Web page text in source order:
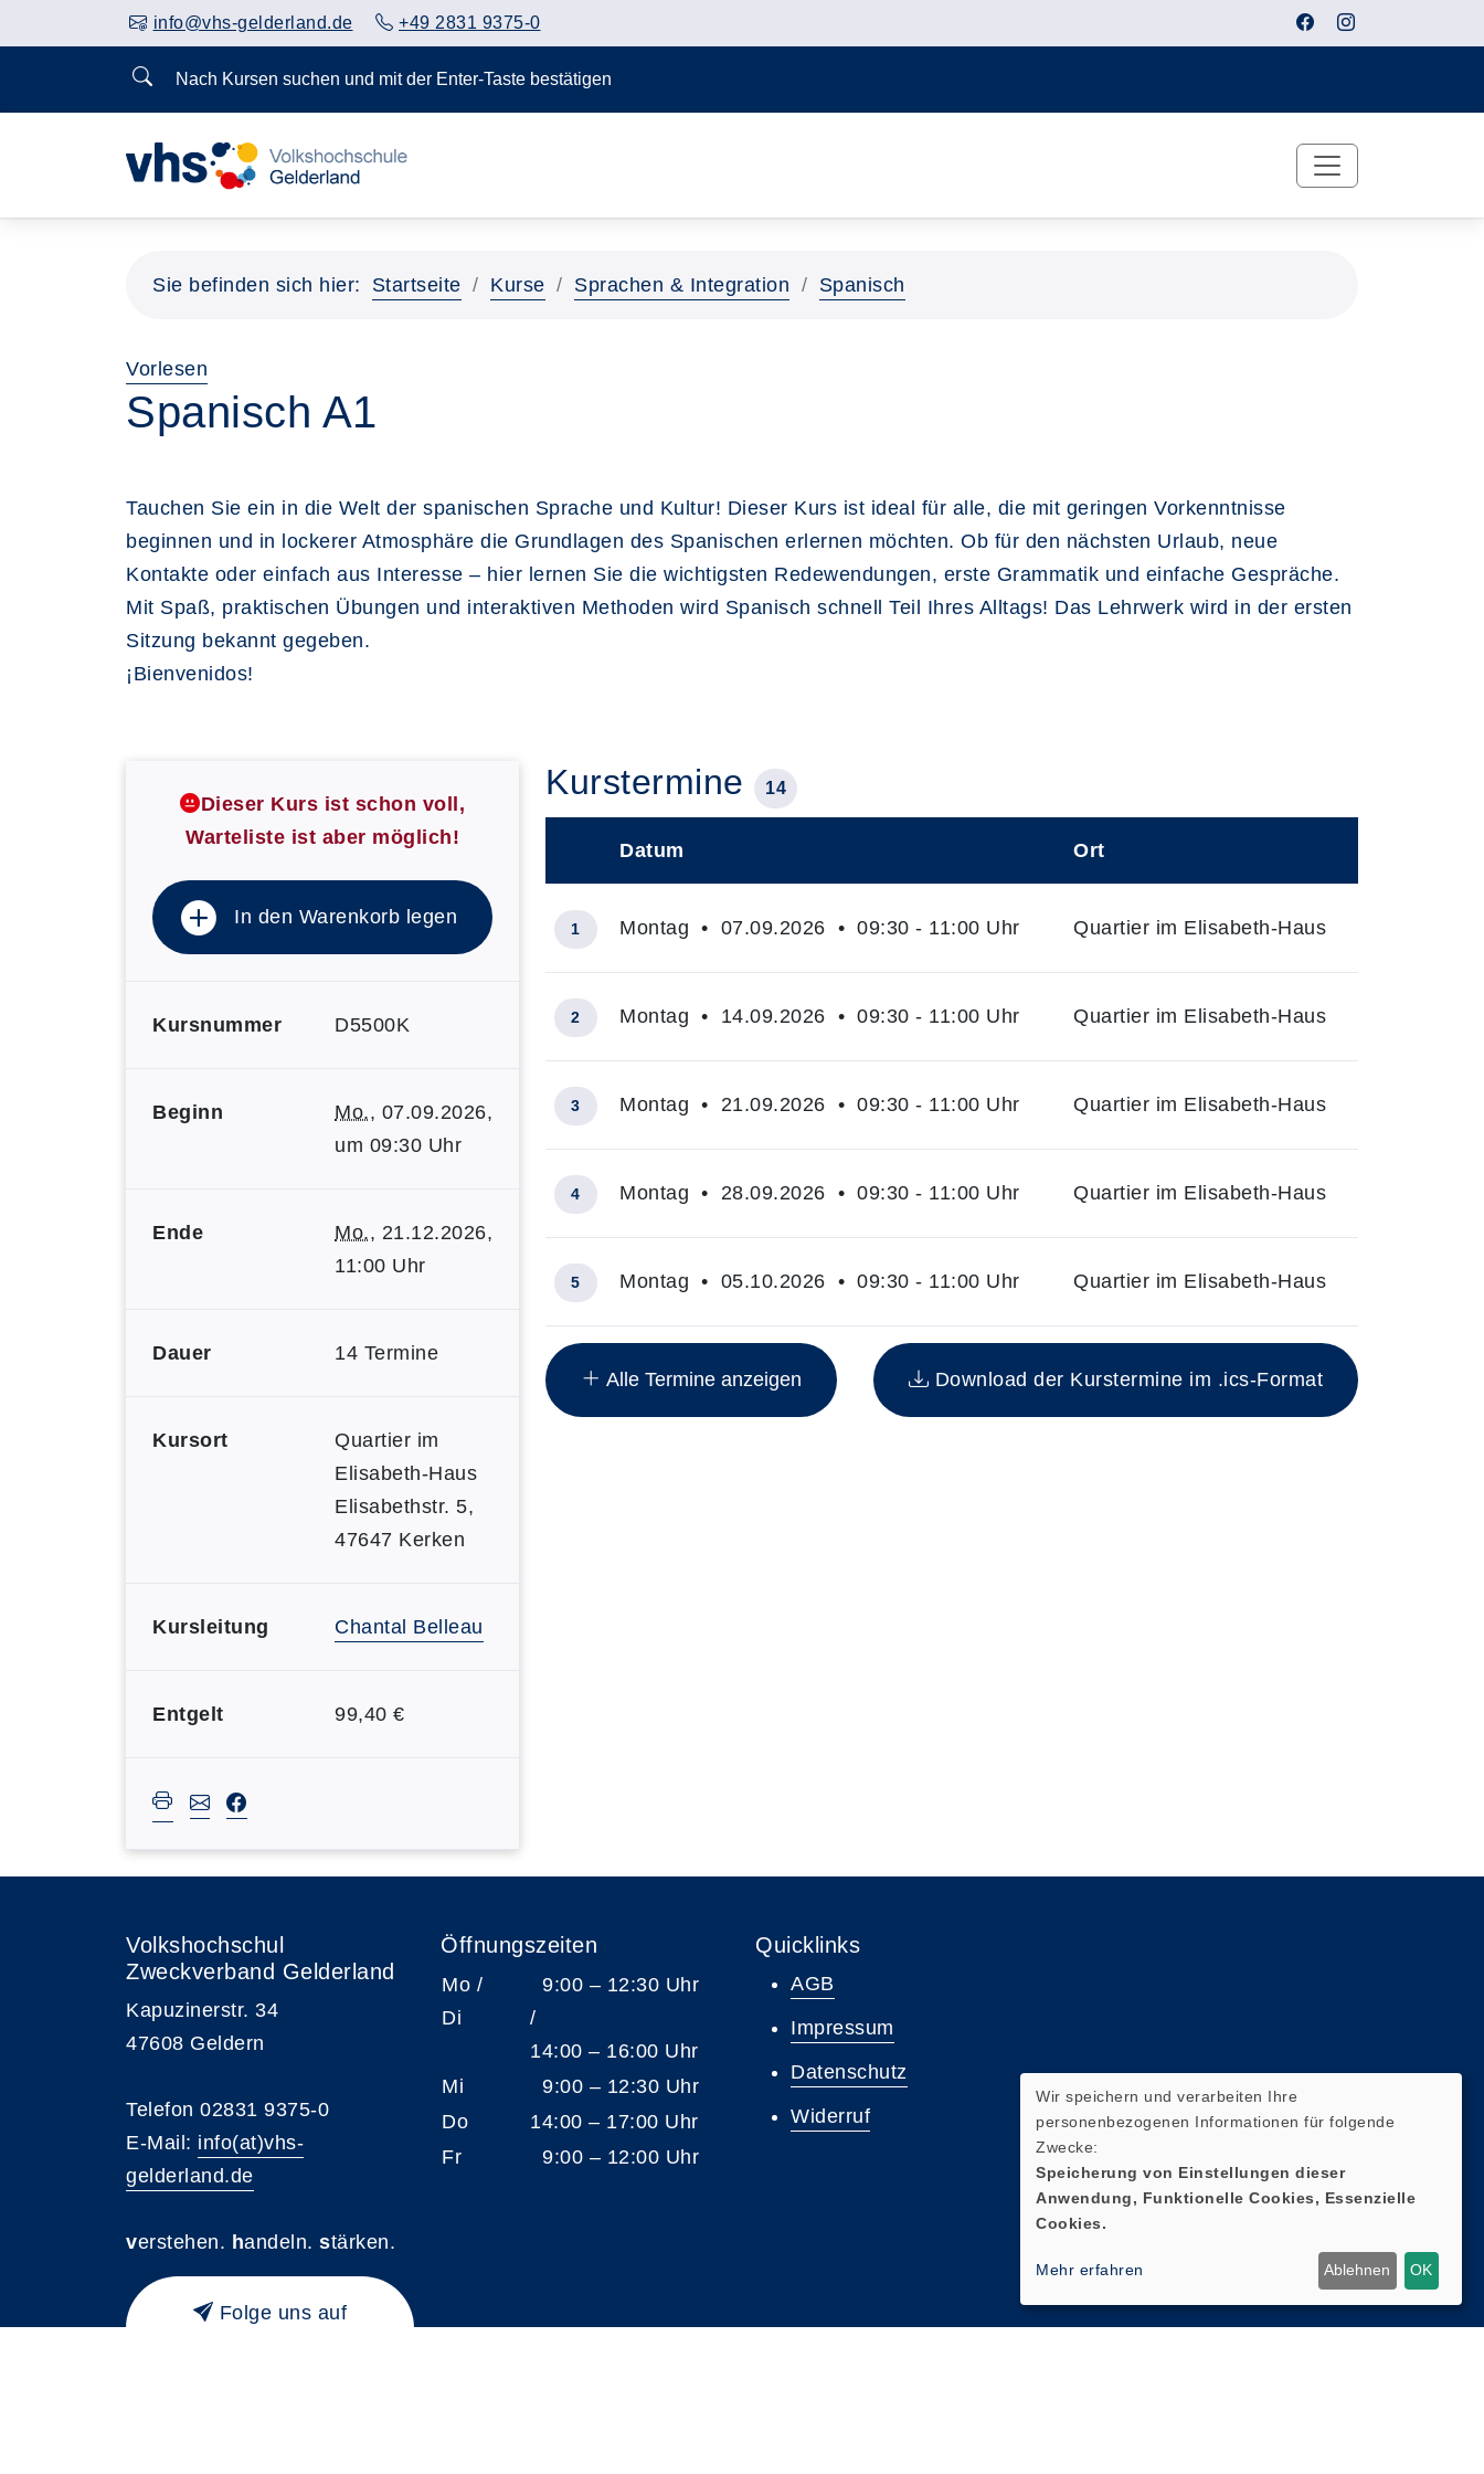
info@vhs-gelderland.de +49 2831 9375-0
Nach Kursen suchen und mit der Enter-Taste bestätigen
Sie befinden sich hier: Startseite Kurse Sprachen & Integration Spanisch
Vorlesen
Spanisch A1
Tauchen Sie ein in die Welt der spanischen Sprache und Kultur! Dieser Kurs ist ideal für alle, die mit geringen Vorkenntnisse
beginnen und in lockerer Atmosphäre die Grundlagen des Spanischen erlernen möchten. Ob für den nächsten Urlaub, neue
Kontakte oder einfach aus Interesse – hier lernen Sie die wichtigsten Redewendungen, erste Grammatik und einfache Gespräche.
Mit Spaß, praktischen Übungen und interaktiven Methoden wird Spanisch schnell Teil Ihres Alltags! Das Lehrwerk wird in der ersten
Sitzung bekannt gegeben.
¡Bienvenidos!
Dieser Kurs ist schon voll,
Warteliste ist aber möglich!
In den Warenkorb legen
Kursnummer D5500K
Beginn Mo., 07.09.2026,
um 09:30 Uhr
Ende Mo., 21.12.2026,
11:00 Uhr
Dauer 14 Termine
Kursort
Quartier im
Elisabeth-Haus
Elisabethstr. 5,
47647 Kerken
Kursleitung Chantal Belleau
Entgelt 99,40 €
Kurstermine 14
Insgesamt gibt es 14 Termine zum diesen Kurs
Datum Ort
1 Montag • 07.09.2026 • 09:30 - 11:00 Uhr Quartier im Elisabeth-Haus
2 Montag • 14.09.2026 • 09:30 - 11:00 Uhr Quartier im Elisabeth-Haus
3 Montag • 21.09.2026 • 09:30 - 11:00 Uhr Quartier im Elisabeth-Haus
4 Montag • 28.09.2026 • 09:30 - 11:00 Uhr Quartier im Elisabeth-Haus
5 Montag • 05.10.2026 • 09:30 - 11:00 Uhr Quartier im Elisabeth-Haus
Alle Termine anzeigen Download der Kurstermine im .ics-Format
Volkshochschul
Zweckverband Gelderland
Kapuzinerstr. 34
47608 Geldern
Telefon 02831 9375-0
E-Mail: info(at)vhs-
gelderland.de
verstehen. handeln. stärken.
Folge uns auf
Öffnungszeiten
Mo /
Di
9:00 – 12:30 Uhr
/
14:00 – 16:00 Uhr
Mi
9:00 – 12:30 Uhr
Do
14:00 – 17:00 Uhr
Fr
9:00 – 12:00 Uhr
Quicklinks
AGB
Impressum
Datenschutz
Widerruf
Wir speichern und verarbeiten Ihre
personenbezogenen Informationen für folgende
Zwecke:
Speicherung von Einstellungen dieser
Anwendung, Funktionelle Cookies, Essenzielle
Cookies.
Mehr erfahren Ablehnen OK